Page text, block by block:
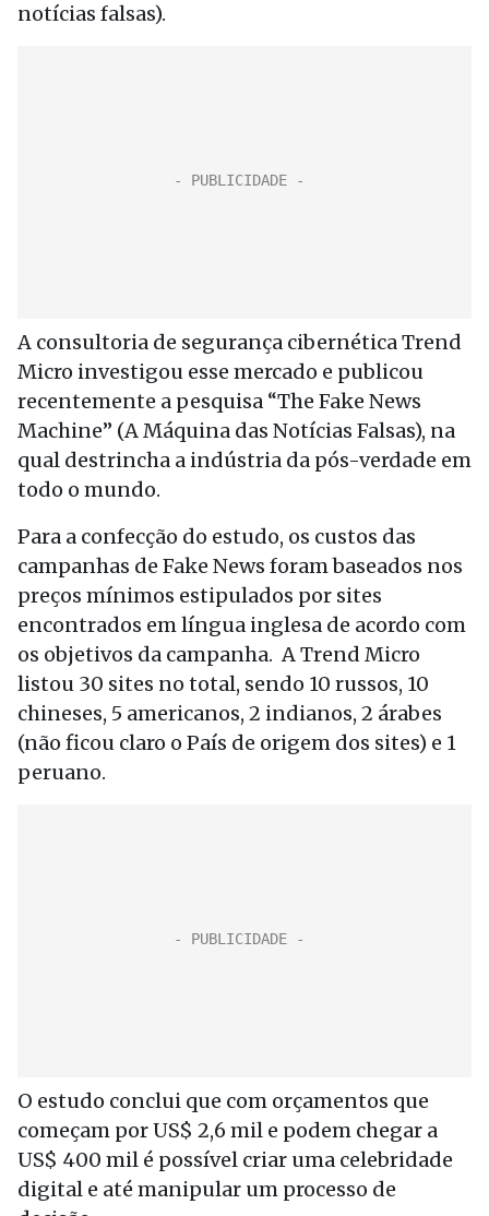
notícias falsas).
A consultoria de segurança cibernética Trend
Micro investigou esse mercado e publicou
recentemente a pesquisa “The Fake News
Machine” (A Máquina das Notícias Falsas), na
qual destrincha a indústria da pós-verdade em
todo o mundo.
Para a confecção do estudo, os custos das
campanhas de Fake News foram baseados nos
preços mínimos estipulados por sites
encontrados em língua inglesa de acordo com
os objetivos da campanha. A Trend Micro
listou 30 sites no total, sendo 10 russos, 10
chineses, 5 americanos, 2 indianos, 2 árabes
(não ficou claro o País de origem dos sites) e 1
peruano.
O estudo conclui que com orçamentos que
começam por US$ 2,6 mil e podem chegar a
US$ 400 mil é possível criar uma celebridade
digital e até manipular um processo de